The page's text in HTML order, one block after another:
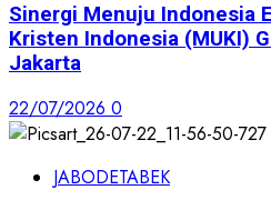
Sinergi Menuju Indonesia
Kristen Indonesia (MUKI)
Jakarta
22/07/2026 0
JABODETABEK